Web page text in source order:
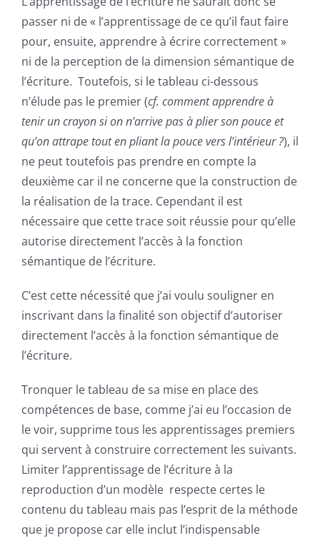
passer ni de « l’apprentissage de ce qu’il faut faire
pour, ensuite, apprendre à écrire correctement »
ni de la perception de la dimension sémantique de
l’écriture. Toutefois, si le tableau ci-dessous
n’élude pas le premier (cf. comment apprendre à
tenir un crayon si on n’arrive pas à plier son pouce et
qu’on attrape tout en pliant la pouce vers l’intérieur ?), il
ne peut toutefois pas prendre en compte la
deuxième car il ne concerne que la construction de
la réalisation de la trace. Cependant il est
nécessaire que cette trace soit réussie pour qu’elle
autorise directement l’accès à la fonction
sémantique de l’écriture.
C’est cette nécessité que j’ai voulu souligner en
inscrivant dans la finalité son objectif d’autoriser
directement l’accès à la fonction sémantique de
l’écriture.
Tronquer le tableau de sa mise en place des
compétences de base, comme j’ai eu l’occasion de
le voir, supprime tous les apprentissages premiers
qui servent à construire correctement les suivants.
Limiter l’apprentissage de l’écriture à la
reproduction d’un modèle respecte certes le
contenu du tableau mais pas l’esprit de la méthode
que je propose car elle inclut l’indispensable